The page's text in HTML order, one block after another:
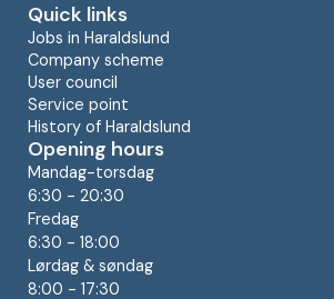
Quick links
Jobs in Haraldslund
Company scheme
User council
Service point
History of Haraldslund
Opening hours
Mandag-torsdag
6:30 - 20:30
Fredag
6:30 - 18:00
Lørdag & søndag
8:00 - 17:30